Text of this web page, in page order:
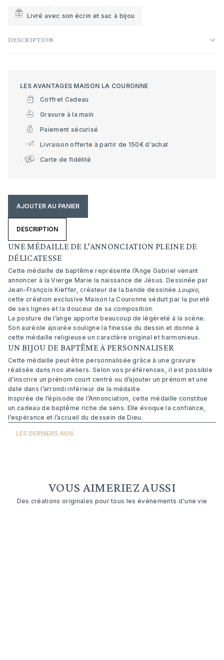
Livré avec son écrin et sac à bijou
DESCRIPTION
LES AVANTAGES MAISON LA COURONNE
Coffret Cadeau
Gravure à la main
Paiement sécurisé
Livraison offerte à partir de 150€ d'achat
Carte de fidélité
AJOUTER AU PANIER
DESCRIPTION
UNE MÉDAILLE DE L’ANNONCIATION PLEINE DE
DÉLICATESSE
Cette médaille de baptême représente l’Ange Gabriel venant
annoncer à la Vierge Marie la naissance de Jésus. Dessinée par
Jean-François Kieffer, créateur de la bande dessinée Loupio,
cette création exclusive Maison la Couronne séduit par la pureté
de ses lignes et la douceur de sa composition.
La posture de l’ange apporte beaucoup de légèreté à la scène.
Son auréole ajourée souligne la finesse du dessin et donne à
cette médaille religieuse un caractère original et harmonieux.
UN BIJOU DE BAPTÊME À PERSONNALISER
Cette médaille peut être personnalisée grâce à une gravure
réalisée dans nos ateliers. Selon vos préférences, il est possible
d’inscrire un prénom court centré ou d’ajouter un prénom et une
date dans l’arrondi inférieur de la médaille.
Inspirée de l’épisode de l’Annonciation, cette médaille constitue
un cadeau de baptême riche de sens. Elle évoque la confiance,
l’espérance et l’accueil du dessein de Dieu.
LES DERNIERS AVIS
VOUS AIMERIEZ AUSSI
Des créations originales pour tous les événements d'une vie